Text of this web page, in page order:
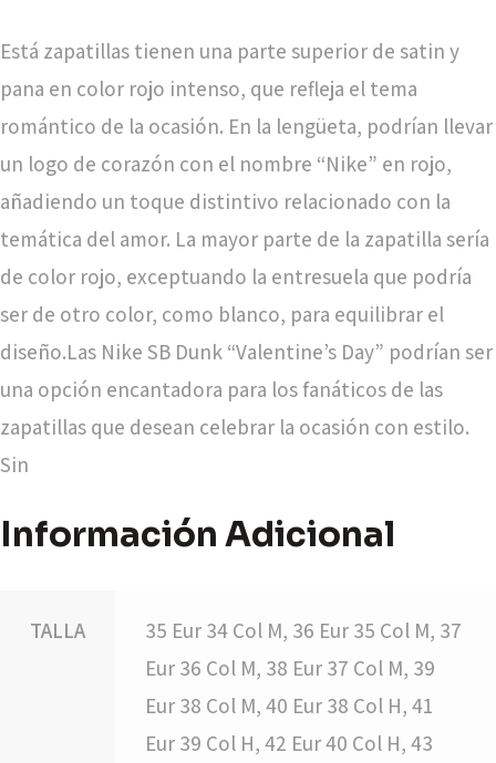
Está zapatillas tienen una parte superior de satin y
pana en color rojo intenso, que refleja el tema
romántico de la ocasión. En la lengüeta, podrían llevar
un logo de corazón con el nombre “Nike” en rojo,
añadiendo un toque distintivo relacionado con la
temática del amor. La mayor parte de la zapatilla sería
de color rojo, exceptuando la entresuela que podría
ser de otro color, como blanco, para equilibrar el
diseño.Las Nike SB Dunk “Valentine’s Day” podrían ser
una opción encantadora para los fanáticos de las
zapatillas que desean celebrar la ocasión con estilo.
Sin
Información Adicional
TALLA
35 Eur 34 Col M, 36 Eur 35 Col M, 37
Eur 36 Col M, 38 Eur 37 Col M, 39
Eur 38 Col M, 40 Eur 38 Col H, 41
Eur 39 Col H, 42 Eur 40 Col H, 43